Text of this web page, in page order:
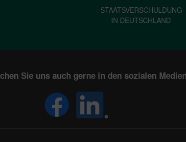
STAATSVERSCHULDUNG
IN DEUTSCHLAND
Sie uns auch gerne in den sozialen